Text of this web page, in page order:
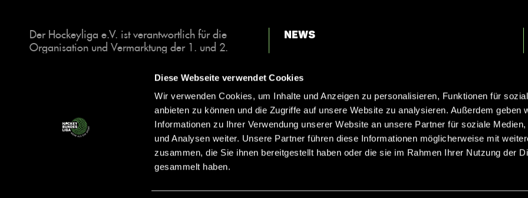
Diese Webseite verwendet Cookies
Wir verwenden Cookies, um Inhalte und Anzeigen zu personalisieren, Funktionen für
anbieten zu können und die Zugriffe auf unsere Website zu analysieren. Außerdem geben
Informationen zu Ihrer Verwendung unserer Website an unsere Partner für soziale Medien,
und Analysen weiter. Unsere Partner führen diese Informationen möglicherweise mit
zusammen, die Sie ihnen bereitgestellt haben oder die sie im Rahmen Ihrer Nutzung der
gesammelt haben.
Der Hockeyliga e.V. ist verantwortlich für die
Organisation und Vermarktung der 1. und 2.
Halle. Insgesamt sind über 60 Vereine unter dem
Dach der Hockeyliga organisiert, sowohl im
Herren als auch im Damen Bereich.
News
Kontakt